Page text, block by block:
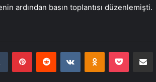
ardından basın toplantısı düzenlemişti.
Tumblr PinterestReddit VKontakteOdnoklassniki
Pocket